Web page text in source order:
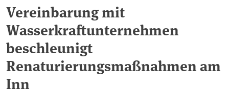
Vereinbarung mit
Wasserkraftunternehmen
beschleunigt
Renaturierungsmaßnahmen am
Inn